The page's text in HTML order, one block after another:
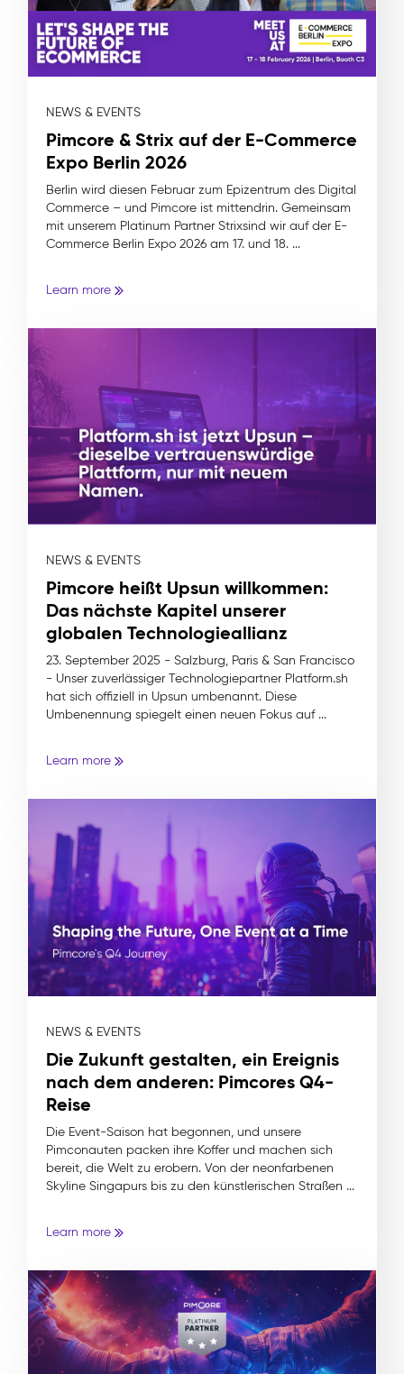
NEWS & EVENTS
Pimcore & Strix auf der E-Commerce
Expo Berlin 2026
Berlin wird diesen Februar zum Epizentrum des Digital
Commerce – und Pimcore ist mittendrin. Gemeinsam
mit unserem Platinum Partner Strixsind wir auf der E-
Commerce Berlin Expo 2026 am 17. und 18. ...
Learn more
NEWS & EVENTS
Pimcore heißt Upsun willkommen:
Das nächste Kapitel unserer
globalen Technologieallianz
23. September 2025 - Salzburg, Paris & San Francisco
- Unser zuverlässiger Technologiepartner Platform.sh
hat sich offiziell in Upsun umbenannt. Diese
Umbenennung spiegelt einen neuen Fokus auf ...
Learn more
NEWS & EVENTS
Die Zukunft gestalten, ein Ereignis
nach dem anderen: Pimcores Q4-
Reise
Die Event-Saison hat begonnen, und unsere
Pimconauten packen ihre Koffer und machen sich
bereit, die Welt zu erobern. Von der neonfarbenen
Skyline Singapurs bis zu den künstlerischen Straßen ...
Learn more